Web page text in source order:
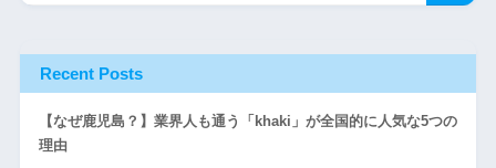
Recent Posts
【なぜ鹿児島？】業界人も通う「khaki」が全国的に人気な5つの
理由